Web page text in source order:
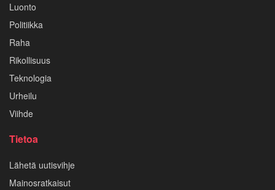
Luonto
Politiikka
Raha
Rikollisuus
Teknologia
Urheilu
Viihde
Tietoa
Lähetä uutisvihje
Mainosratkaisut